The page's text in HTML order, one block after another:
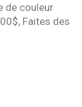
de couleur
Faites des